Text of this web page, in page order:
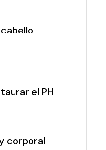
el PH
corporal